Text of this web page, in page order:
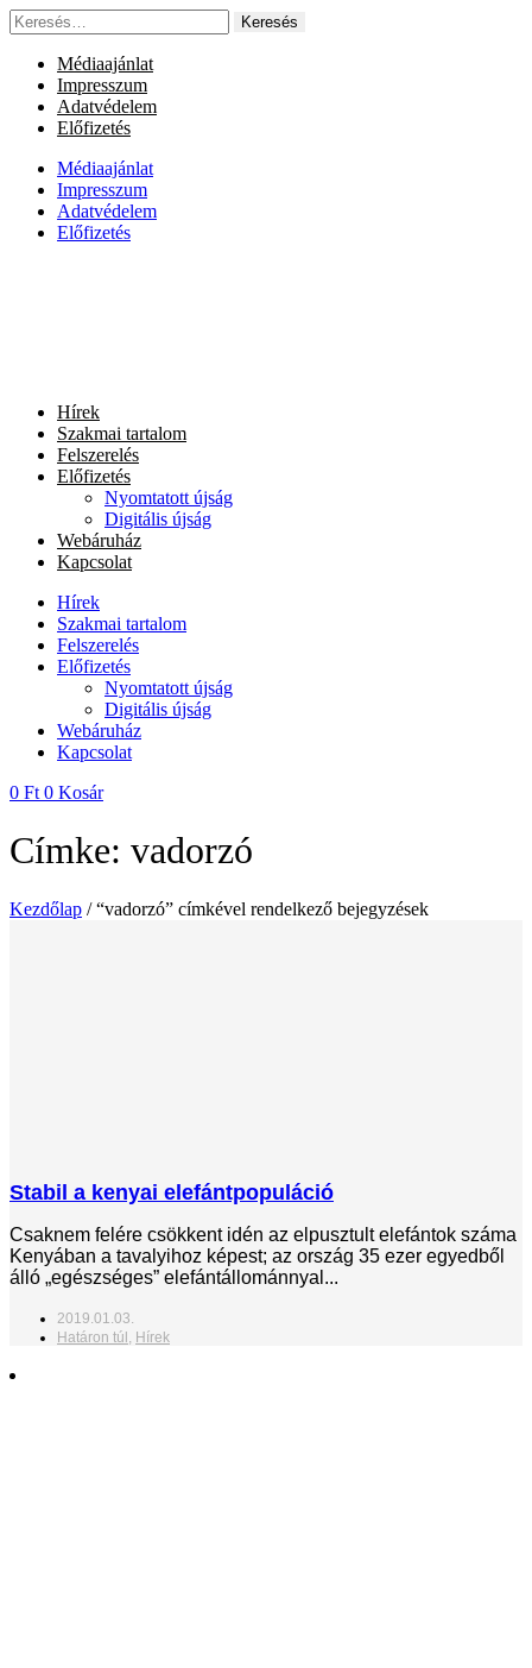
Ugrás
a
tartalomhoz
Keresés:
Médiaajánlat
Impresszum
Adatvédelem
Előfizetés
Médiaajánlat
Impresszum
Adatvédelem
Előfizetés
Hírek
Szakmai tartalom
Felszerelés
Előfizetés
Nyomtatott újság
Digitális újság
Webáruház
Kapcsolat
Hírek
Szakmai tartalom
Felszerelés
Előfizetés
Nyomtatott újság
Digitális újság
Webáruház
Kapcsolat
0 Ft 0 Kosár
Címke: vadorzó
Kezdőlap / “vadorzó” címkével rendelkező bejegyzések
Stabil a kenyai elefántpopuláció
Csaknem felére csökkent idén az elpusztult elefántok száma
Kenyában a tavalyihoz képest; az ország 35 ezer egyedből
álló „egészséges” elefántállománnyal...
2019.01.03.
Határon túl, Hírek